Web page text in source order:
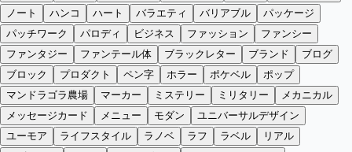
ノート
ハンコ ハート バラエティ バリアブル
パッケージ
パッチワーク
パロディ ビジネス ファッション
ファンシー
ファンタジー
ファンテール体 ブラックレター ブランド
ブログ
ブロック
プロダクト ペン字 ホラー ポケベル
ポップ
マンドラゴラ農場
マーカー ミステリー ミリタリー
メカニカル
メッセージカード
メニュー モダン
ユニバーサルデザイン
ユーモア
ライフスタイル ラノベ ラフ ラベル
リアル